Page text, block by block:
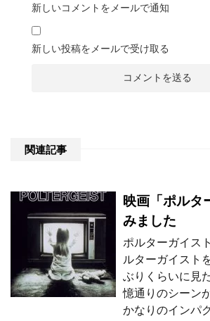
新しいコメントをメールで通知
新しい投稿をメールで受け取る
関連記事
映画「ポルタ
みました
ポルターガイス
ルターガイスト
ぶりくらいに見
憶通りのシーン
かなりのインパ